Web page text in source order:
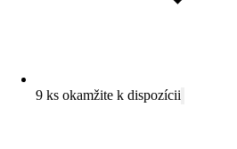
9 ks okamžite k dispozícii